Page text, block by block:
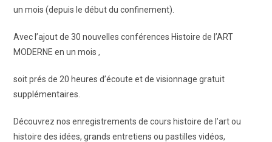
un mois (depuis le début du confinement).
Avec l’ajout de 30 nouvelles conférences Histoire de l’ART
MODERNE en un mois ,
soit prés de 20 heures d’écoute et de visionnage gratuit
supplémentaires.
Découvrez nos enregistrements de cours histoire de l’art ou
histoire des idées, grands entretiens ou pastilles vidéos,